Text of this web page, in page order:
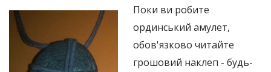
Поки ви робите
ординський амулет,
обов'язково читайте
грошовий наклеп - будь-